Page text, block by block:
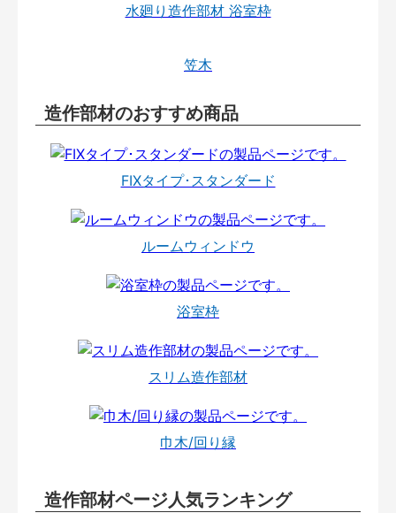
水廻り造作部材 浴室枠
笠木
造作部材のおすすめ商品
FIXタイプ･スタンダード
ルームウィンドウ
浴室枠
スリム造作部材
巾木/回り縁
造作部材ページ人気ランキング